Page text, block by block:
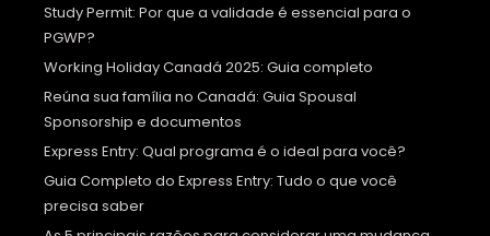
Study Permit: Por que a validade é essencial para o
PGWP?
Working Holiday Canadá 2025: Guia completo
Reúna sua família no Canadá: Guia Spousal
Sponsorship e documentos
Express Entry: Qual programa é o ideal para você?
Guia Completo do Express Entry: Tudo o que você
precisa saber